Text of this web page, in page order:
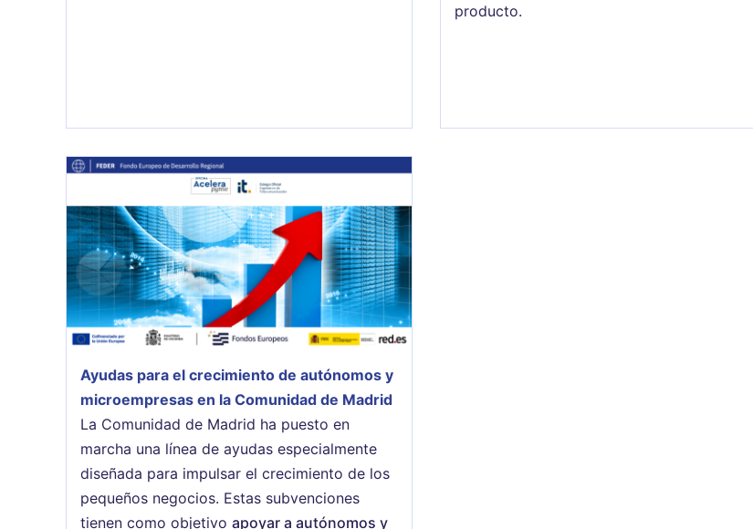
producto.
Ayudas para el crecimiento de autónomos y
microempresas en la Comunidad de Madrid
La Comunidad de Madrid ha puesto en
marcha una línea de ayudas especialmente
diseñada para impulsar el crecimiento de los
pequeños negocios. Estas subvenciones
tienen como objetivo apoyar a autónomos y